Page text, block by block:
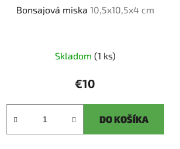
Bonsajová miska 10,5x10,5x4 cm
Skladom (1 ks)
€10
DO KOŠÍKA